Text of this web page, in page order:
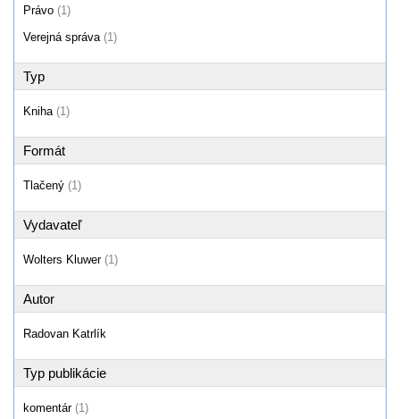
Právo (1)
Verejná správa (1)
Typ
Kniha (1)
Formát
Tlačený (1)
Vydavateľ
Wolters Kluwer (1)
Autor
Radovan Katrlík
Typ publikácie
komentár (1)